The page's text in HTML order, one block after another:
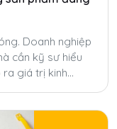
Doanh nghiệp
cần kỹ sư hiểu
giá trị kinh